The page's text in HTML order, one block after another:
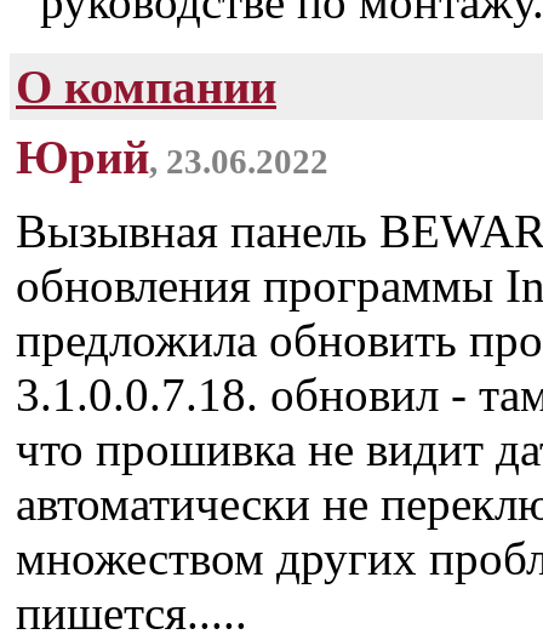
О компании
Юрий, 23.06.2022
Вызывная панель
обновления программы
предложила обновить
3.1.0.0.7.18. обновил -
что прошивка не видит
автоматически не
множеством других
пишется.....